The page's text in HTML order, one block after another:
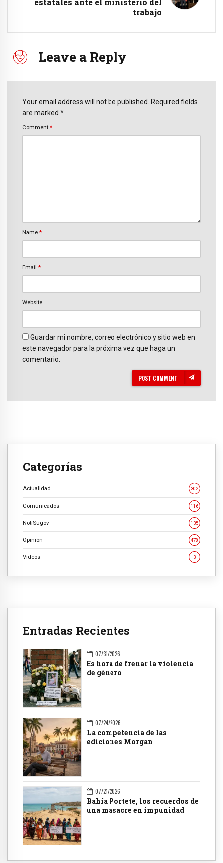
estatales ante el ministerio del
trabajo
Leave a Reply
Your email address will not be published. Required fields
are marked *
Comment *
Name *
Email *
Website
Guardar mi nombre, correo electrónico y sitio web en
este navegador para la próxima vez que haga un
comentario.
POST COMMENT
Categorías
Actualidad 302
Comunicados 116
NotiSugov 135
Opinión 478
Videos 3
Entradas Recientes
07/31/2026
Es hora de frenar la violencia
de género
07/24/2026
La competencia de las
ediciones Morgan
07/21/2026
Bahía Portete, los recuerdos de
una masacre en impunidad